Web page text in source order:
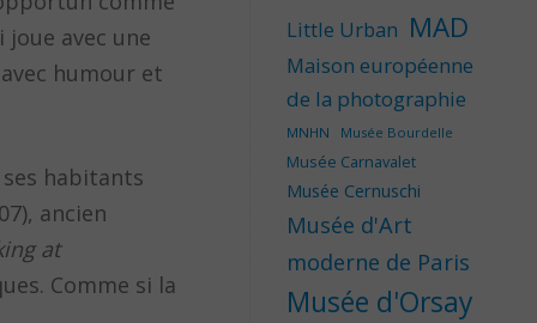
avec une
humour et
habitants
ancien
at
Comme si la
Little Urban MAD
Maison européenne
de la photographie
MNHN Musée Bourdelle
Musée Carnavalet
Musée Cernuschi
Musée d'Art
moderne de Paris
Musée d'Orsay